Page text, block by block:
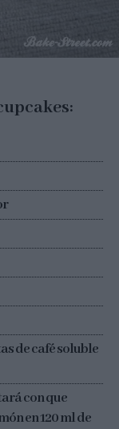
de café soluble
con que
en 120 ml de